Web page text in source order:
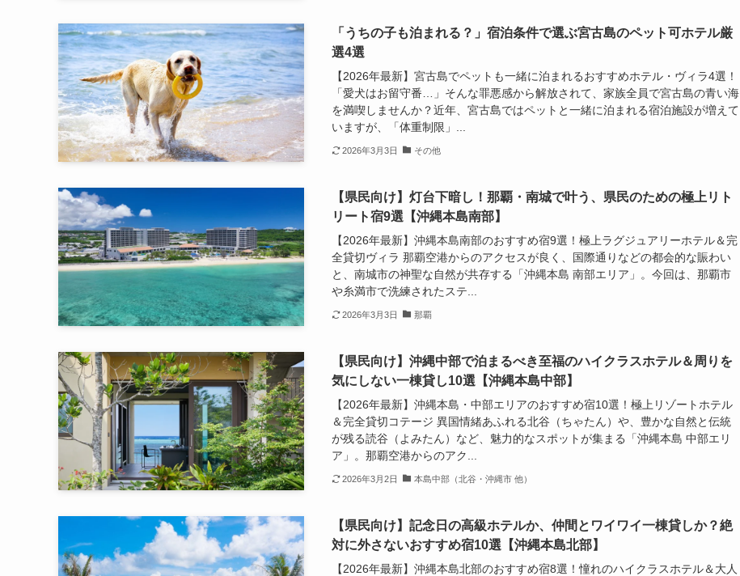
「うちの子も泊まれる？」宿泊条件で選ぶ宮古島のペット可ホテル厳
選4選
【2026年最新】宮古島でペットも一緒に泊まれるおすすめホテル・ヴィラ4選！
「愛犬はお留守番…」そんな罪悪感から解放されて、家族全員で宮古島の青い海
を満喫しませんか？近年、宮古島ではペットと一緒に泊まれる宿泊施設が増えて
いますが、「体重制限」...
2026年3月3日 その他
【県民向け】灯台下暗し！那覇・南城で叶う、県民のための極上リト
リート宿9選【沖縄本島南部】
【2026年最新】沖縄本島南部のおすすめ宿9選！極上ラグジュアリーホテル＆完
全貸切ヴィラ 那覇空港からのアクセスが良く、国際通りなどの都会的な賑わい
と、南城市の神聖な自然が共存する「沖縄本島 南部エリア」。今回は、那覇市
や糸満市で洗練されたステ...
2026年3月3日 那覇
【県民向け】沖縄中部で泊まるべき至福のハイクラスホテル＆周りを
気にしない一棟貸し10選【沖縄本島中部】
【2026年最新】沖縄本島・中部エリアのおすすめ宿10選！極上リゾートホテル
＆完全貸切コテージ 異国情緒あふれる北谷（ちゃたん）や、豊かな自然と伝統
が残る読谷（よみたん）など、魅力的なスポットが集まる「沖縄本島 中部エリ
ア」。那覇空港からのアク...
2026年3月2日 本島中部（北谷・沖縄市 他）
【県民向け】記念日の高級ホテルか、仲間とワイワイ一棟貸しか？絶
対に外さないおすすめ宿10選【沖縄本島北部】
【2026年最新】沖縄本島北部のおすすめ宿8選！憧れのハイクラスホテル＆大人